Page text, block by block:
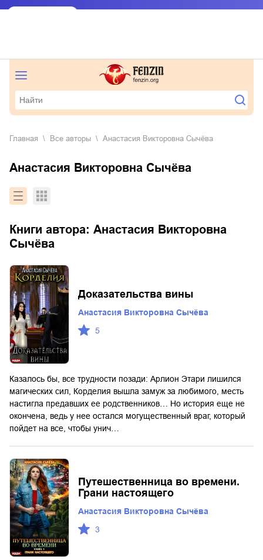
Главная Все авторы Анастасия Викторовна Сычёва
Анастасия Викторовна Сычёва
Книги автора: Анастасия Викторовна
Сычёва
Доказательства вины
Анастасия Викторовна Сычёва
5
Казалось бы, все трудности позади: Арлион Этари лишился
магических сил, Корделия вышла замуж за любимого, месть
настигла предавших ее родственников… Но история еще не
окончена, ведь у нее остался могущественный враг, который
пойдет на все, чтобы унич…
Путешественница во времени.
Грани настоящего
Анастасия Викторовна Сычёва
3